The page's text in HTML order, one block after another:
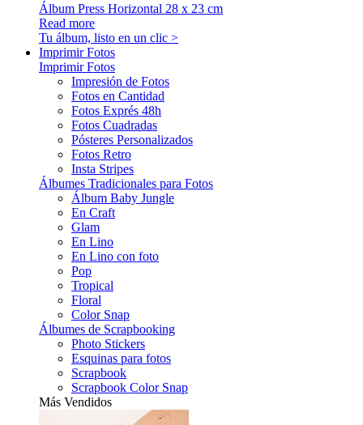
Álbum Press Horizontal 28 x 23 cm
Read more
Tu álbum, listo en un clic >
Imprimir Fotos
Imprimir Fotos
Impresión de Fotos
Fotos en Cantidad
Fotos Exprés 48h
Fotos Cuadradas
Pósteres Personalizados
Fotos Retro
Insta Stripes
Álbumes Tradicionales para Fotos
Álbum Baby Jungle
En Craft
Glam
En Lino
En Lino con foto
Pop
Tropical
Floral
Color Snap
Álbumes de Scrapbooking
Photo Stickers
Esquinas para fotos
Scrapbook
Scrapbook Color Snap
Más Vendidos